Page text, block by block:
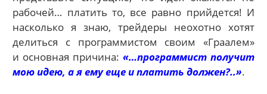
рабочей… платить то, все равно прийдется! И
насколько я знаю, трейдеры неохотно хотят
делиться с программистом своим «Граалем»
и основная причина: «…программист получит
мою идею, а я ему еще и платить должен?..».